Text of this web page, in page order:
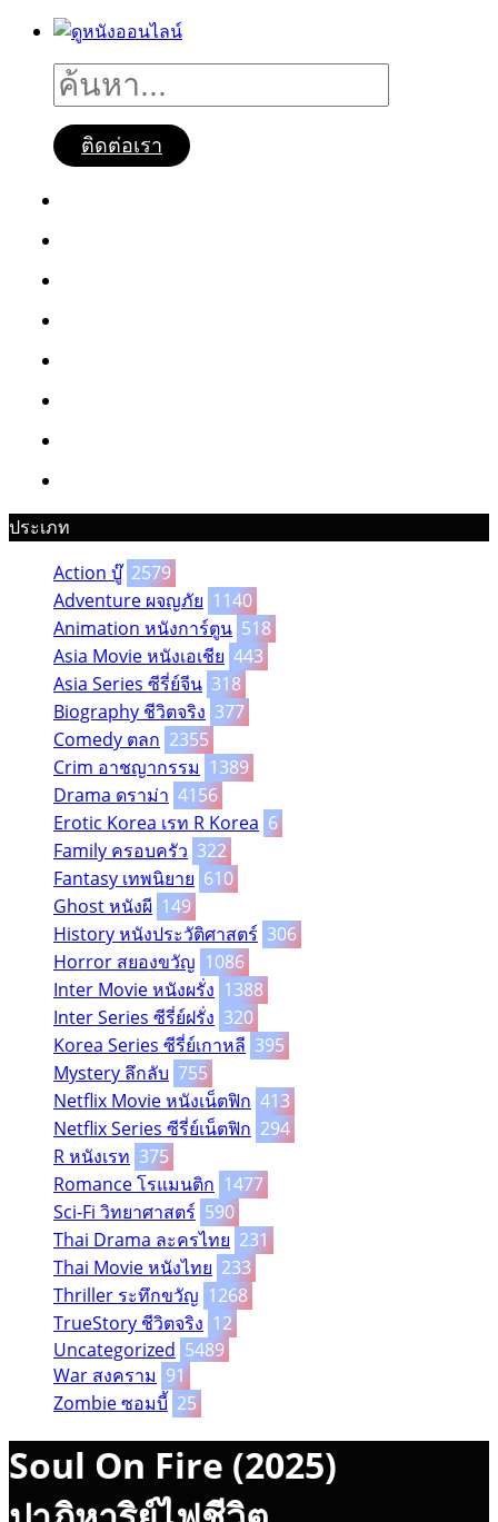
ติดต่อเรา
ประเภท
Action บู๊ 2579
Adventure ผจญภัย 1140
Animation หนังการ์ตูน 518
Asia Movie หนังเอเชีย 443
Asia Series ซีรี่ย์จีน 318
Biography ชีวิตจริง 377
Comedy ตลก 2355
Crim อาชญากรรม 1389
Drama ดราม่า 4156
Erotic Korea เรท R Korea 6
Family ครอบครัว 322
Fantasy เทพนิยาย 610
Ghost หนังผี 149
History หนังประวัติศาสตร์ 306
Horror สยองขวัญ 1086
Inter Movie หนังผรั่ง 1388
Inter Series ซีรี่ย์ฝรั่ง 320
Korea Series ซีรี่ย์เกาหลี 395
Mystery ลึกลับ 755
Netflix Movie หนังเน็ตฟิก 413
Netflix Series ซีรี่ย์เน็ตฟิก 294
R หนังเรท 375
Romance โรแมนติก 1477
Sci-Fi วิทยาศาสตร์ 590
Thai Drama ละครไทย 231
Thai Movie หนังไทย 233
Thriller ระทึกขวัญ 1268
TrueStory ชีวิตจริง 12
Uncategorized 5489
War สงคราม 91
Zombie ซอมบี้ 25
Soul On Fire (2025)